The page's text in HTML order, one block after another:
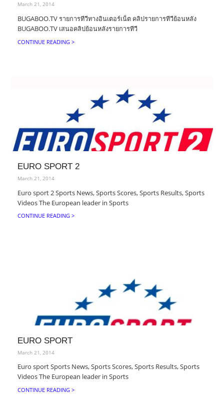
March 21, 2014
BUGABOO.TV รายการทีวีทางอินเตอร์เน็ต คลิปรายการทีวีย้อนหลัง
BUGABOO.TV เสนอคลิปย้อนหลังรายการทีวี
CONTINUE READING >
EURO SPORT 2
March 21, 2014
Euro sport 2 Sports News, Sports Scores, Sports Results, Sports
Videos The European leader in Sports
CONTINUE READING >
EURO SPORT
March 21, 2014
Euro sport Sports News, Sports Scores, Sports Results, Sports
Videos The European leader in Sports
CONTINUE READING >